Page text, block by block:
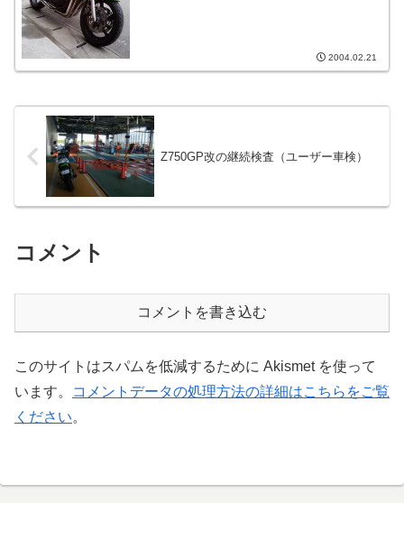
2004.02.21
Z750GP改の継続検査（ユーザー車検）
コメント
コメントを書き込む
このサイトはスパムを低減するために Akismet を使って
います。
コメントデータの処理方法の詳細はこちらをご覧
ください。